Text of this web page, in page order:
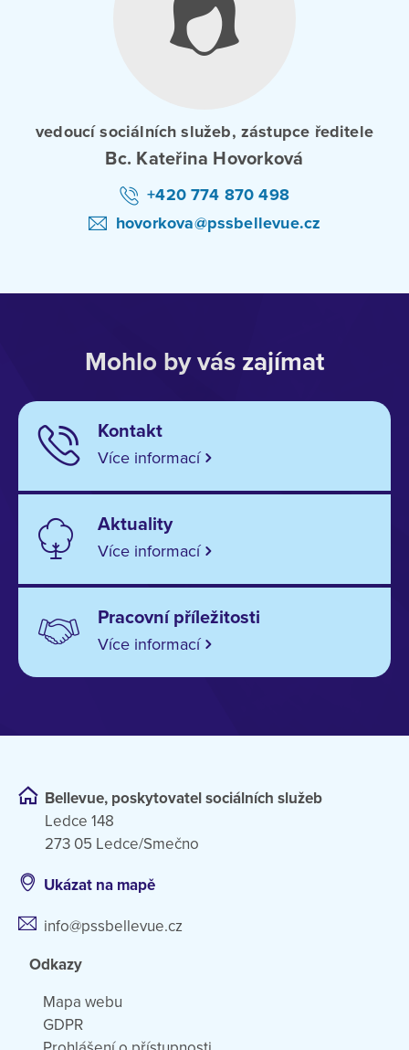
vedoucí sociálních služeb, zástupce ředitele
Bc. Kateřina Hovorková
+420 774 870 498
hovorkova@pssbellevue.cz
Mohlo by vás zajímat
Kontakt
Více informací
Aktuality
Více informací
Pracovní příležitosti
Více informací
Bellevue, poskytovatel sociálních služeb
Ledce 148
273 05 Ledce/Smečno
Ukázat na mapě
info@pssbellevue.cz
Odkazy
Mapa webu
GDPR